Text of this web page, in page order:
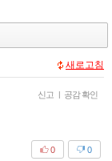
새로고침
신고 | 공감 확인
0
0